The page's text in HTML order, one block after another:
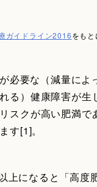
ガイドライン2016をも
必要な（減量によ
る）健康障害が生
スクが高い肥満で
す[1]。
上になると「高度